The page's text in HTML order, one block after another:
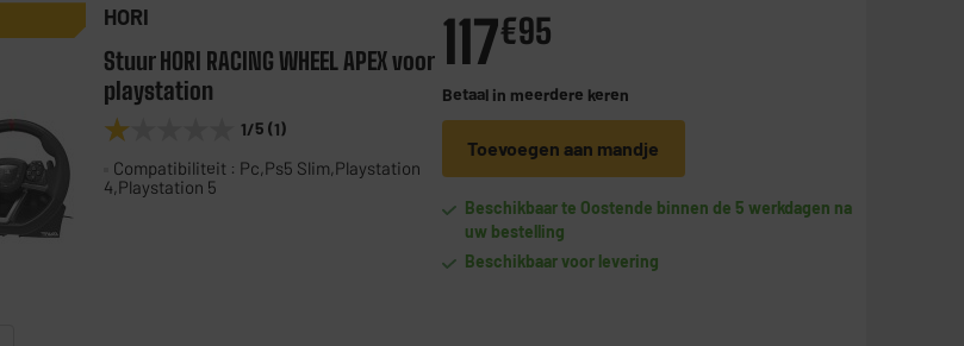
HORI
Stuur HORI RACING WHEEL APEX voor
playstation
★★★★★
★★★★★ 1/5 (1)
Compatibiliteit : Pc,Ps5 Slim,Playstation
4,Playstation 5
117€95
Betaal in meerdere keren
Toevoegen aan mandje
Beschikbaar te Oostende binnen de 5 werkdagen na
uw bestelling
Beschikbaar voor levering